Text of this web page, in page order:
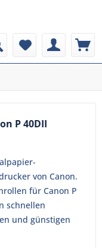
P 40DII
von Canon.
für Canon P
schnellen
und günstigen